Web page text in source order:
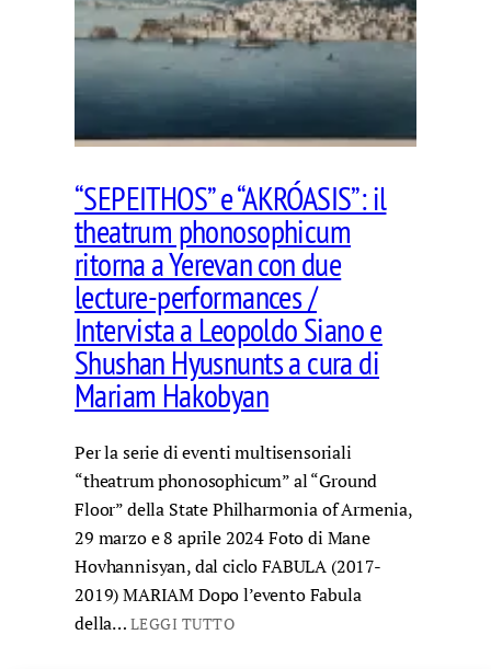
“SEPEITHOS” e “AKRÓASIS”: il
theatrum phonosophicum
ritorna a Yerevan con due
lecture-performances /
Intervista a Leopoldo Siano e
Shushan Hyusnunts a cura di
Mariam Hakobyan
Per la serie di eventi multisensoriali
“theatrum phonosophicum” al “Ground
Floor” della State Philharmonia of Armenia,
29 marzo e 8 aprile 2024 Foto di Mane
Hovhannisyan, dal ciclo FABULA (2017-
2019) MARIAM Dopo l’evento Fabula
della… LEGGI TUTTO